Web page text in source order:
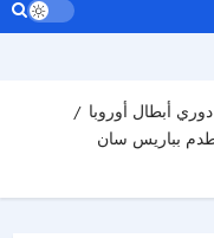
دوري أبطال أوروبا
بباريس سان